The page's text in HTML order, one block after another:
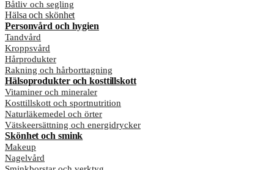
Båtliv och segling
Hälsa och skönhet
Personvård och hygien
Tandvård
Kroppsvård
Hårprodukter
Rakning och hårborttagning
Hälsoprodukter och kosttillskott
Vitaminer och mineraler
Kosttillskott och sportnutrition
Naturläkemedel och örter
Vätskeersättning och energidrycker
Skönhet och smink
Makeup
Nagelvård